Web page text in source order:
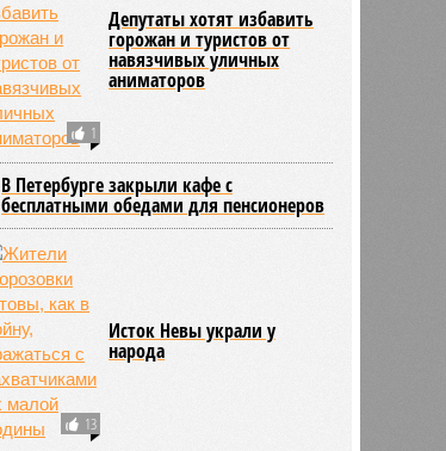
1
Депутаты хотят избавить
горожан и туристов от
навязчивых уличных
аниматоров
В Петербурге закрыли кафе с
бесплатными обедами для пенсионеров
13
Исток Невы украли у
народа